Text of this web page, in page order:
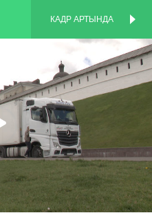
КАДР АРТЫНДА
КАДР АРТЫНДА